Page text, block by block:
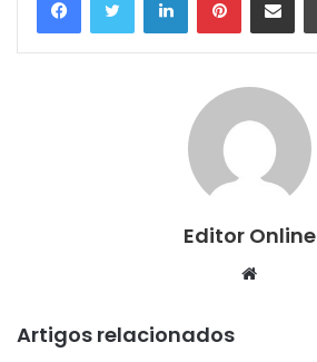
Editor Online
Website
Artigos relacionados